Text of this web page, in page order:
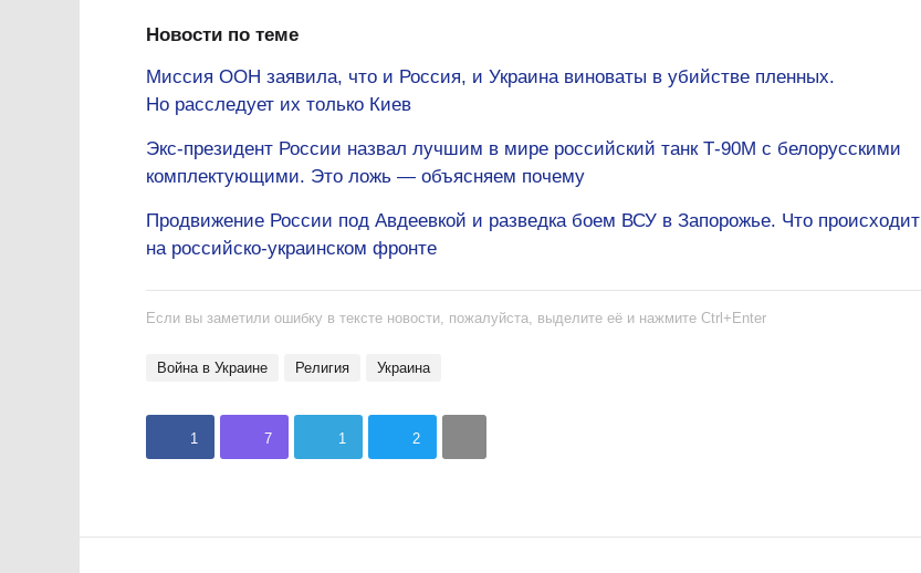
Новости по теме
Миссия ООН заявила, что и Россия, и Украина виноваты в убийстве пленных.
Но расследует их только Киев
Экс-президент России назвал лучшим в мире российский танк Т-90М с белорусскими
комплектующими. Это ложь — объясняем почему
Продвижение России под Авдеевкой и разведка боем ВСУ в Запорожье. Что происходит
на российско-украинском фронте
Если вы заметили ошибку в тексте новости, пожалуйста, выделите её и нажмите Ctrl+Enter
Война в Украине Религия Украина
1 7 1 2